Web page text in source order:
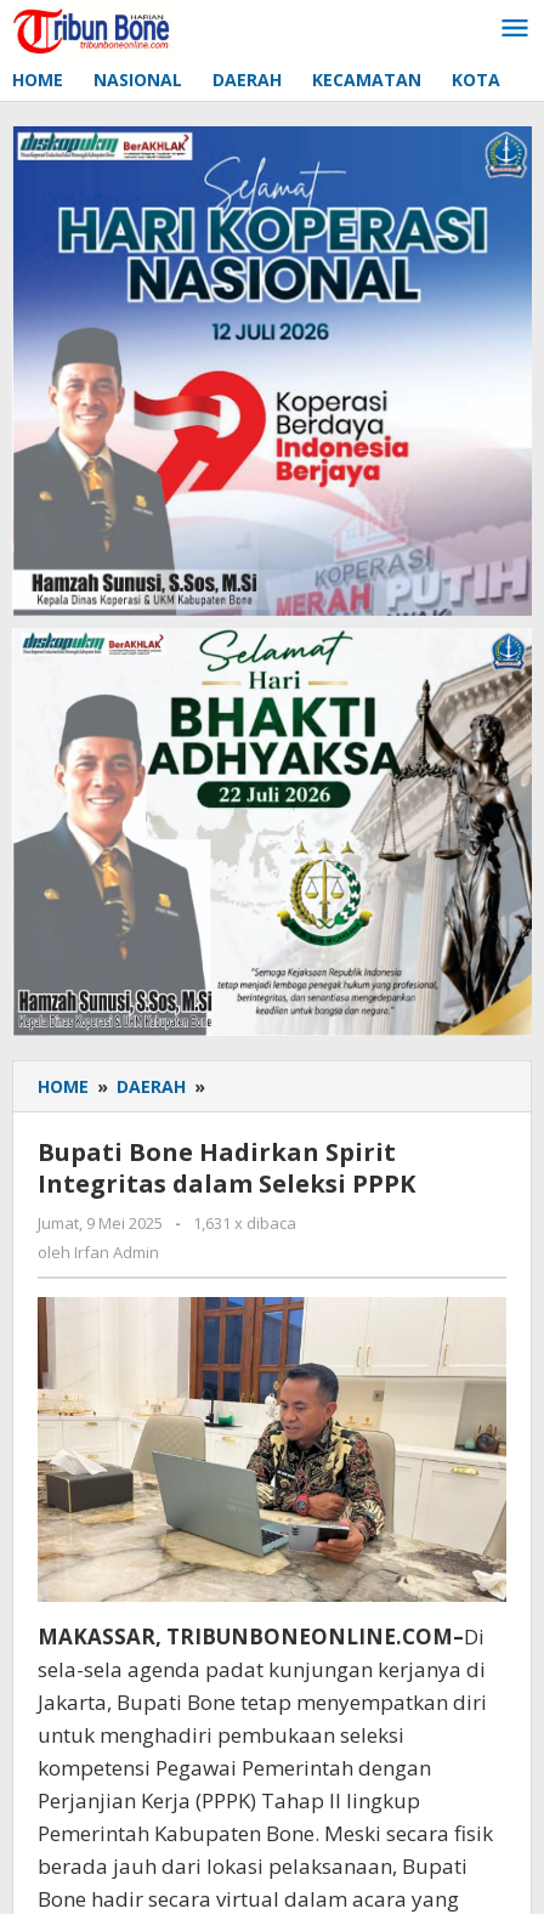
Lewati
ke
HOME NASIONAL DAERAH KECAMATAN KOTA
HOME » DAERAH »
Bone
Hadirkan
Spirit
Integritas
dalam
Bupati Bone Hadirkan Spirit
Integritas dalam Seleksi PPPK
Jumat, 9 Mei 2025
oleh
-
1,631 x dibaca
oleh Irfan Admin
MAKASSAR, TRIBUNBONEONLINE.COM–Di
sela-sela agenda padat kunjungan kerjanya di
Jakarta, Bupati Bone tetap menyempatkan diri
untuk menghadiri pembukaan seleksi
kompetensi Pegawai Pemerintah dengan
Perjanjian Kerja (PPPK) Tahap II lingkup
Pemerintah Kabupaten Bone. Meski secara fisik
berada jauh dari lokasi pelaksanaan, Bupati
Bone hadir secara virtual dalam acara yang